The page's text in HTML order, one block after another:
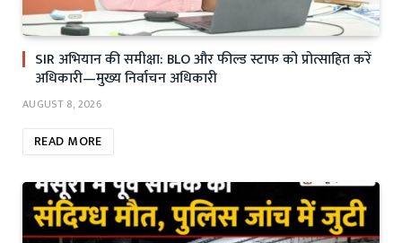
SIR अभियान की समीक्षा: BLO और फील्ड स्टाफ को प्रोत्साहित करें
अधिकारी—मुख्य निर्वाचन अधिकारी
AUGUST 8, 2026
READ MORE